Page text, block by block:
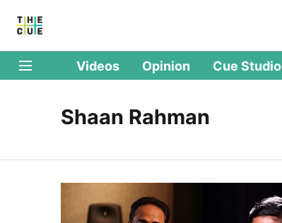
Videos Opinion Cue Studio
Shaan Rahman